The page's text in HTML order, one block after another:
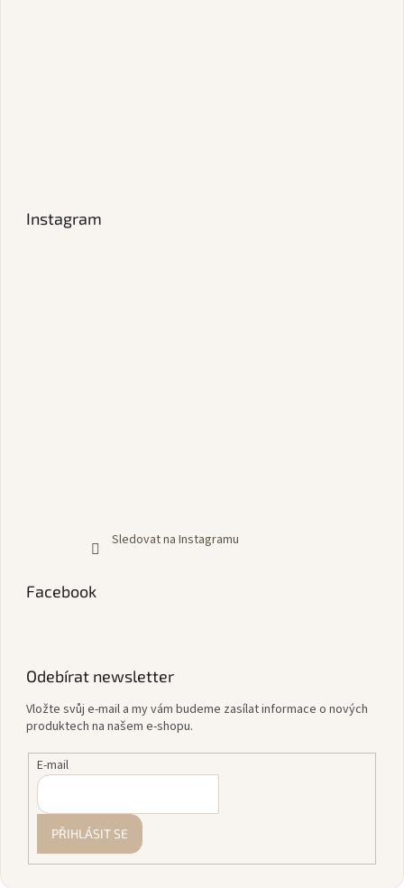
Instagram
Sledovat na Instagramu
Facebook
Odebírat newsletter
Vložte svůj e-mail a my vám budeme zasílat informace o nových
produktech na našem e-shopu.
E-mail
PŘIHLÁSIT SE